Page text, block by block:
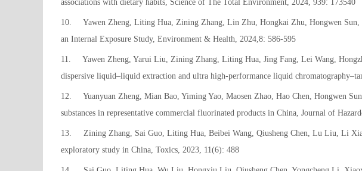
associations with dietary habits, Science of The Total Environment, 2024, 939: 173540
10. Yawen Zheng, Liting Hua, Zining Zhang, Lin Zhu, Hongkai Zhu, Hongwen
an Internal Exposure Study, Environment & Health, 2024,8: 586-595
11. Yawen Zheng, Yarui Liu, Zining Zhang, Liting Hua, Jing Fang, Lei Wang,
dispersive liquid–liquid extraction and ultra high-performance liquid
12. Yuanyuan Zheng, Mian Bao, Yiming Yao, Maosen Zhao, Hao Chen, Hongwen
substances in representative commercial fluorinated products in China, Journal of
13. Zining Zhang, Sai Guo, Liting Hua, Beibei Wang, Qiusheng Chen, Lu Liu, Li
exploratory study in China, Toxics, 2023, 11(6): 488